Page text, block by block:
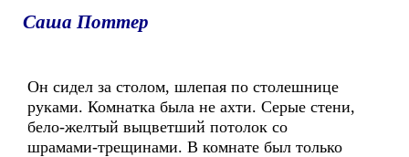
Саша Поттер
Он сидел за столом, шлепая по столешнице
руками. Комнатка была не ахти. Серые стени,
бело-желтый выцветший потолок со
шрамами-трещинами. В комнате был только